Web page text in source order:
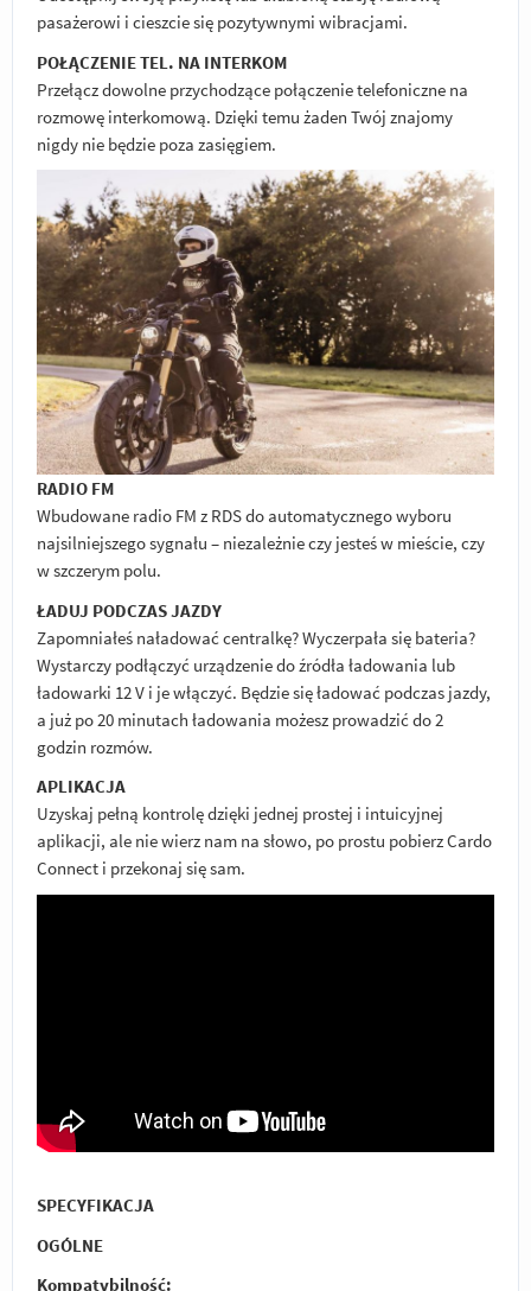
pasażerowi i cieszcie się pozytywnymi wibracjami.
POŁĄCZENIE TEL. NA INTERKOM
Przełącz dowolne przychodzące połączenie telefoniczne na
rozmowę interkomową. Dzięki temu żaden Twój znajomy
nigdy nie będzie poza zasięgiem.
RADIO FM
Wbudowane radio FM z RDS do automatycznego wyboru
najsilniejszego sygnału – niezależnie czy jesteś w mieście, czy
w szczerym polu.
ŁADUJ PODCZAS JAZDY
Zapomniałeś naładować centralkę? Wyczerpała się bateria?
Wystarczy podłączyć urządzenie do źródła ładowania lub
ładowarki 12 V i je włączyć. Będzie się ładować podczas jazdy,
a już po 20 minutach ładowania możesz prowadzić do 2
godzin rozmów.
APLIKACJA
Uzyskaj pełną kontrolę dzięki jednej prostej i intuicyjnej
aplikacji, ale nie wierz nam na słowo, po prostu pobierz Cardo
Connect i przekonaj się sam.
SPECYFIKACJA
OGÓLNE
Kompatybilność: